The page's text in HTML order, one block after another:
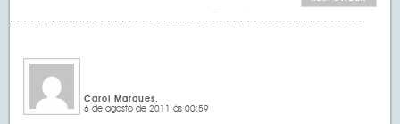
Carol Marques.
6 de agosto de 2011 às 00:59